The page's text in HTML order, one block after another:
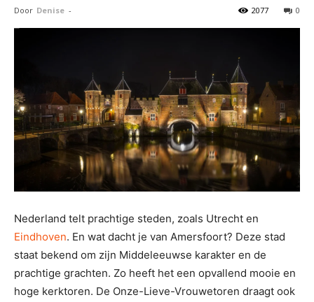
Door Denise - 0
2077
Nederland telt prachtige steden, zoals Utrecht en
Eindhoven. En wat dacht je van Amersfoort? Deze stad
staat bekend om zijn Middeleeuwse karakter en de
prachtige grachten. Zo heeft het een opvallend mooie en
hoge kerktoren. De Onze-Lieve-Vrouwetoren draagt ook